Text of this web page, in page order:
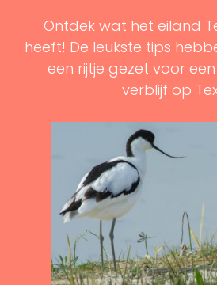
Ontdek wat het eiland
heeft! De leukste tips
een rijtje gezet voor
verblijf op